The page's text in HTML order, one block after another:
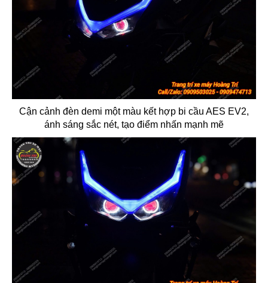
Cận cảnh đèn demi một màu kết hợp bi cầu AES EV2,
ánh sáng sắc nét, tạo điểm nhấn mạnh mẽ